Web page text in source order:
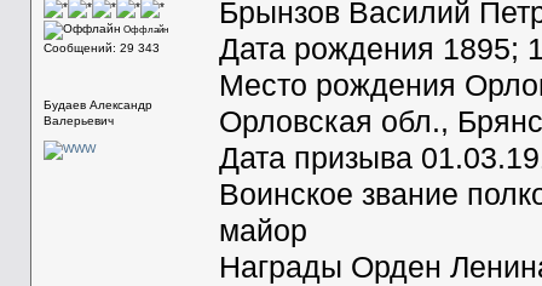
Оффлайн
Сообщений: 29 343
Будаев Александр
Валерьевич
Брынзов Василий
Дата рождения 1895;
Место рождения
Орловская обл.,
Дата призыва
Воинское звание
майор
Награды Орден